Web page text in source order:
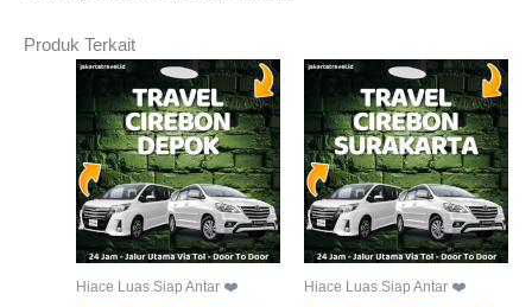
Produk Terkait
Hiace Luas Siap Antar ❤️ Hiace Luas Siap Antar ❤️